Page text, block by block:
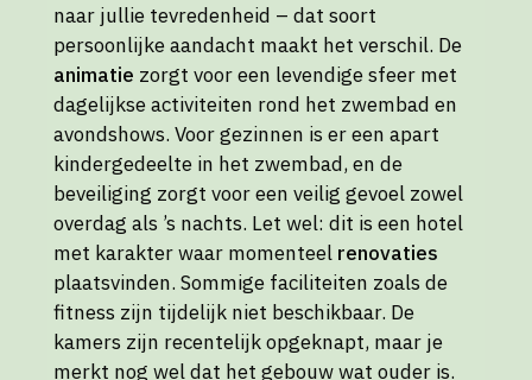
naar jullie tevredenheid – dat soort
persoonlijke aandacht maakt het verschil. De
animatie zorgt voor een levendige sfeer met
dagelijkse activiteiten rond het zwembad en
avondshows. Voor gezinnen is er een apart
kindergedeelte in het zwembad, en de
beveiliging zorgt voor een veilig gevoel zowel
overdag als ’s nachts. Let wel: dit is een hotel
met karakter waar momenteel renovaties
plaatsvinden. Sommige faciliteiten zoals de
fitness zijn tijdelijk niet beschikbaar. De
kamers zijn recentelijk opgeknapt, maar je
merkt nog wel dat het gebouw wat ouder is.